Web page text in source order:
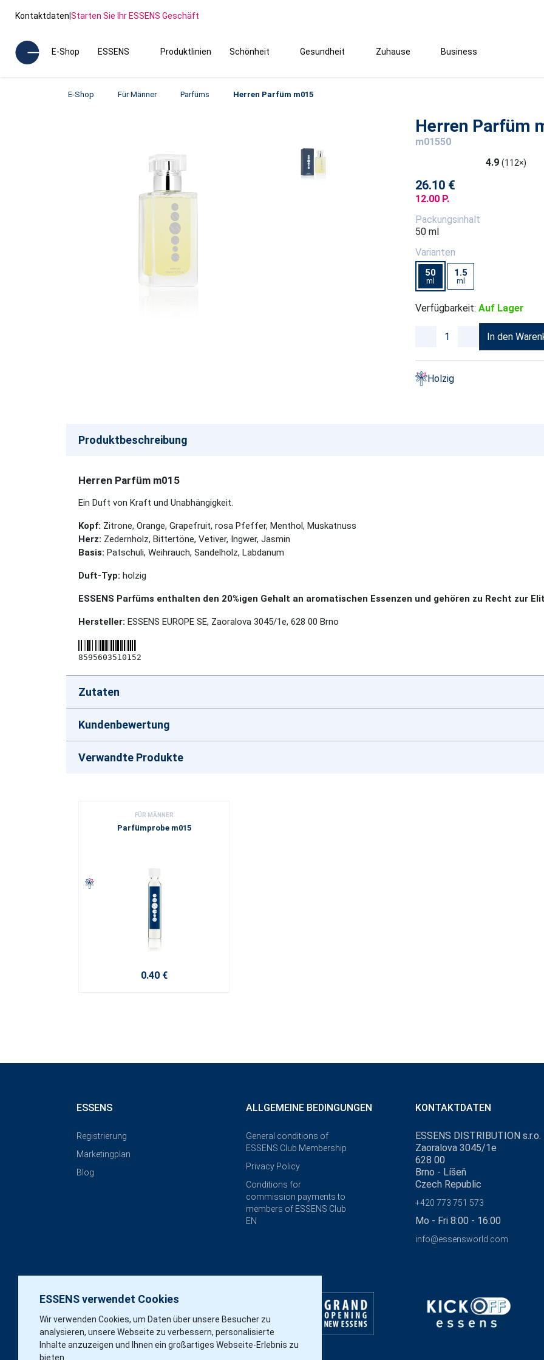
Kontaktdaten|Starten Sie Ihr ESSENS Geschäft
E-Shop ESSENS Produktlinien Schönheit Gesundheit Zuhause Business
E-Shop Für Männer Parfüms Herren Parfüm m015
Herren Parfüm
m01550
4.9 (112×)
26.10 €
12.00 P.
Packungsinhalt
50 ml
Varianten
50
ml
1.5
ml
Verfügbarkeit: Auf Lager
In den
Holzig
Produktbeschreibung
Herren Parfüm m015
Ein Duft von Kraft und Unabhängigkeit.
Kopf: Zitrone, Orange, Grapefruit, rosa Pfeffer, Menthol, Muskatnuss
Herz: Zedernholz, Bittertöne, Vetiver, Ingwer, Jasmin
Basis: Patschuli, Weihrauch, Sandelholz, Labdanum
Duft-Typ: holzig
ESSENS Parfüms enthalten den 20%igen Gehalt an aromatischen Essenzen und gehören zu Recht zur
Hersteller: ESSENS EUROPE SE, Zaoralova 3045/1e, 628 00 Brno
8595603510152
Zutaten
Kundenbewertung
Verwandte Produkte
FÜR MÄNNER
Parfümprobe m015
0.40 €
ESSENS verwendet Cookies
Wir verwenden Cookies, um Daten über unsere Besucher zu
analysieren, unsere Webseite zu verbessern, personalisierte
Inhalte anzuzeigen und Ihnen ein großartiges Webseite-Erlebnis zu
bieten.
ESSENS
Registrierung
Marketingplan
Blog
ALLGEMEINE BEDINGUNGEN
General conditions of
ESSENS Club Membership
Privacy Policy
Conditions for
commission payments to
members of ESSENS Club
EN
KONTAKTDATEN
ESSENS DISTRIBUTION s.r.o.
Zaoralova 3045/1e
628 00
Brno - Líšeň
Czech Republic
+420 773 751 573
Mo - Fri 8:00 - 16:00
info@essensworld.com